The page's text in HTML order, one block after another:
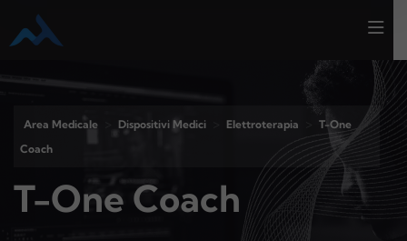
Area Medicale Dispositivi Medici Elettroterapia
T-One
Coach
T-One Coach